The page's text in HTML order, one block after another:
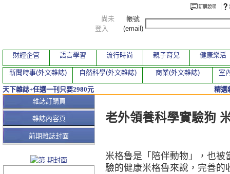
本期文章
老外領養科學實驗狗
米格魯是「陪伴動物」，也
驗的健康米格魯來說，完善的
雜誌訂購頁
雜誌內容頁
前期雜誌封面
尚未
登入
帳號
(email)
財經企管 語言學習 流行時尚 親子育兒 健康樂活
新聞時事(外文雜誌) 自然科學(外文雜誌) 商業(外文雜誌) 室
天下雜誌+任選一刊只要2980元 精選